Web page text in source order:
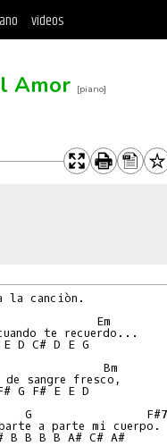
videos
Amor [piano]
la canciòn.
Em
te recuerdo...
D C# D E G
Bm
sangre fresco,
G F# E E D
G                F#7
a parte mi cuerpo.
B B B A# C# A#